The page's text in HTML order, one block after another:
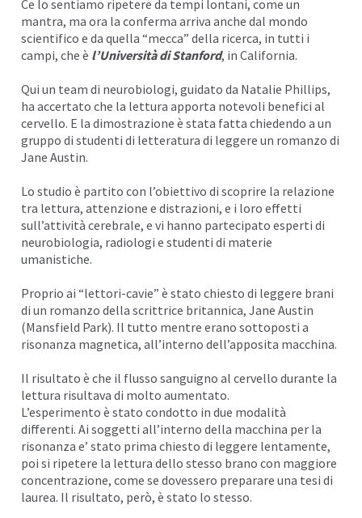
Ce lo sentiamo ripetere da tempi lontani, come un
mantra, ma ora la conferma arriva anche dal mondo
scientifico e da quella “mecca” della ricerca, in tutti i
campi, che è l’Università di Stanford, in California.
Qui un team di neurobiologi, guidato da Natalie Phillips,
ha accertato che la lettura apporta notevoli benefici al
cervello. E la dimostrazione è stata fatta chiedendo a un
gruppo di studenti di letteratura di leggere un romanzo di
Jane Austin.
Lo studio è partito con l’obiettivo di scoprire la relazione
tra lettura, attenzione e distrazioni, e i loro effetti
sull’attività cerebrale, e vi hanno partecipato esperti di
neurobiologia, radiologi e studenti di materie
umanistiche.
Proprio ai “lettori-cavie” è stato chiesto di leggere brani
di un romanzo della scrittrice britannica, Jane Austin
(Mansfield Park). Il tutto mentre erano sottoposti a
risonanza magnetica, all’interno dell’apposita macchina.
Il risultato è che il flusso sanguigno al cervello durante la
lettura risultava di molto aumentato.
L’esperimento è stato condotto in due modalità
differenti. Ai soggetti all’interno della macchina per la
risonanza e’ stato prima chiesto di leggere lentamente,
poi si ripetere la lettura dello stesso brano con maggiore
concentrazione, come se dovessero preparare una tesi di
laurea. Il risultato, però, è stato lo stesso.